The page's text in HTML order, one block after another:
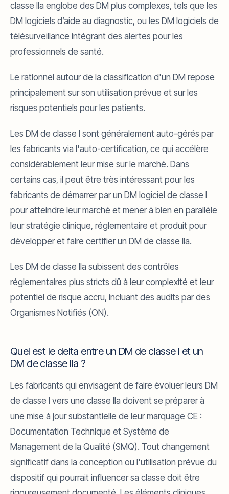
classe IIa englobe des DM plus complexes, tels que les
DM logiciels d’aide au diagnostic, ou les DM logiciels de
télésurveillance intégrant des alertes pour les
professionnels de santé.
Le rationnel autour de la classification d'un DM repose
principalement sur son utilisation prévue et sur les
risques potentiels pour les patients.
Les DM de classe I sont généralement auto-gérés par
les fabricants via l'auto-certification, ce qui accélère
considérablement leur mise sur le marché. Dans
certains cas, il peut être très intéressant pour les
fabricants de démarrer par un DM logiciel de classe I
pour atteindre leur marché et mener à bien en parallèle
leur stratégie clinique, réglementaire et produit pour
développer et faire certifier un DM de classe IIa.
Les DM de classe IIa subissent des contrôles
réglementaires plus stricts dû à leur complexité et leur
potentiel de risque accru, incluant des audits par des
Organismes Notifiés (ON).
Quel est le delta entre un DM de classe I et un
DM de classe IIa ?
Les fabricants qui envisagent de faire évoluer leurs DM
de classe I vers une classe IIa doivent se préparer à
une mise à jour substantielle de leur marquage CE :
Documentation Technique et Système de
Management de la Qualité (SMQ). Tout changement
significatif dans la conception ou l'utilisation prévue du
dispositif qui pourrait influencer sa classe doit être